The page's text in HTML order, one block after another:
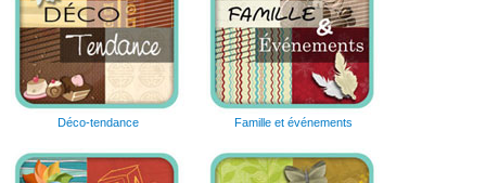
Déco-tendance Famille et événements